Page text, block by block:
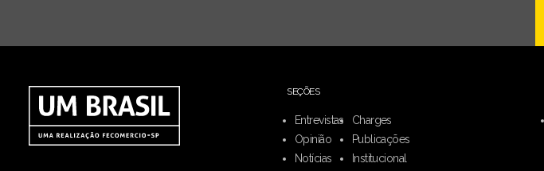
SEÇÕES
Entrevistas
Opinião
Notícias
Charges
Publicações
Institucional